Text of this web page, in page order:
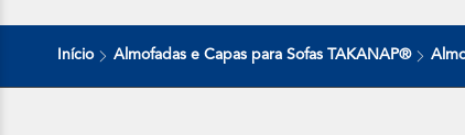
Início Almofadas e Capas para Sofas TAKANAP®